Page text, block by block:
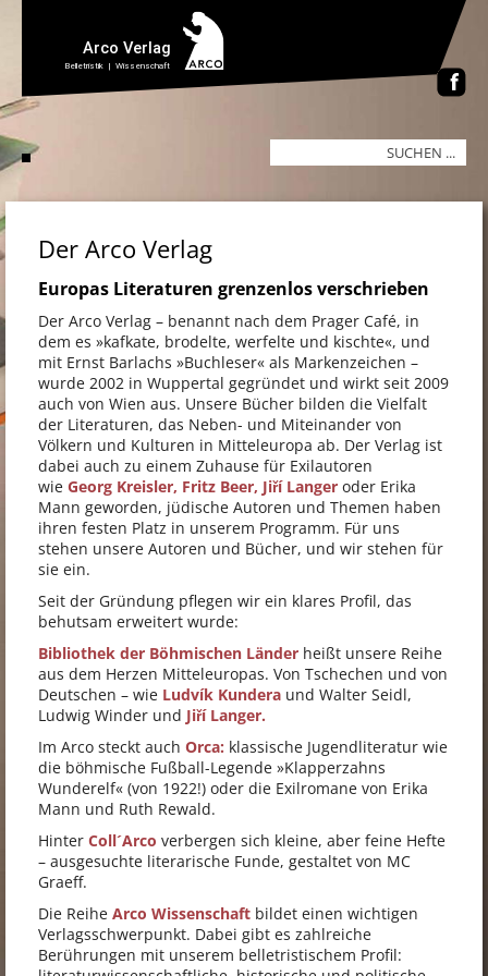
Der Arco Verlag
Europas Literaturen grenzenlos verschrieben
Der Arco Verlag – benannt nach dem Prager Café, in
dem es »kafkate, brodelte, werfelte und kischte«, und
mit Ernst Barlachs »Buchleser« als Markenzeichen –
wurde 2002 in Wuppertal gegründet und wirkt seit 2009
auch von Wien aus. Unsere Bücher bilden die Vielfalt
der Literaturen, das Neben- und Miteinander von
Völkern und Kulturen in Mitteleuropa ab. Der Verlag ist
dabei auch zu einem Zuhause für Exilautoren
wie Georg Kreisler, Fritz Beer, Jiří Langer oder Erika
Mann geworden, jüdische Autoren und Themen haben
ihren festen Platz in unserem Programm. Für uns
stehen unsere Autoren und Bücher, und wir stehen für
sie ein.
Seit der Gründung pflegen wir ein klares Profil, das
behutsam erweitert wurde:
Bibliothek der Böhmischen Länder heißt unsere Reihe
aus dem Herzen Mitteleuropas. Von Tschechen und von
Deutschen – wie Ludvík Kundera und Walter Seidl,
Ludwig Winder und Jiří Langer.
Im Arco steckt auch Orca: klassische Jugendliteratur wie
die böhmische Fußball-Legende »Klapperzahns
Wunderelf« (von 1922!) oder die Exilromane von Erika
Mann und Ruth Rewald.
Hinter Coll´Arco verbergen sich kleine, aber feine Hefte
– ausgesuchte literarische Funde, gestaltet von MC
Graeff.
Die Reihe Arco Wissenschaft bildet einen wichtigen
Verlagsschwerpunkt. Dabei gibt es zahlreiche
Berührungen mit unserem belletristischem Profil: